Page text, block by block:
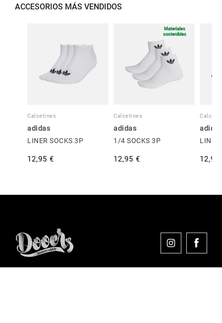
ACCESORIOS MÁS VENDIDOS
Calcetines
adidas
LINER SOCKS 3P
12,95 €
Materiales
sostenibles
Calcetines
adidas
1/4 SOCKS 3P
12,95 €
LINER
12,95